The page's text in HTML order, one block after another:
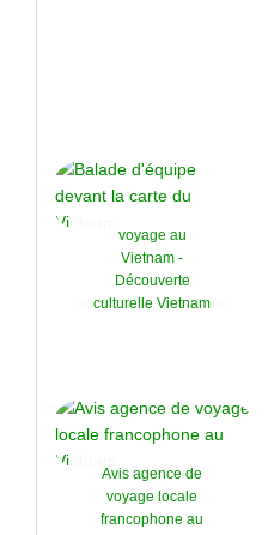
voyage au
Vietnam -
Découverte
culturelle Vietnam
Avis agence de
voyage locale
francophone au